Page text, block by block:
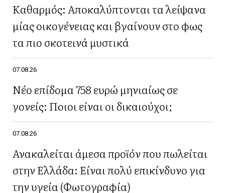
Καθαρμός: Αποκαλύπτονται τα λείψανα
μίας οικογένειας και βγαίνουν στο φως
τα πιο σκοτεινά μυστικά
07.08.26
Νέο επίδομα 758 ευρώ μηνιαίως σε
γονείς: Ποιοι είναι οι δικαιούχοι;
07.08.26
Ανακαλείται άμεσα προϊόν που πωλείται
στην Ελλάδα: Είναι πολύ επικίνδυνο για
την υγεία (Φωτογραφία)